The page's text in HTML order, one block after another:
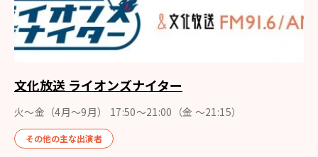
文化放送 ライオンズナイター
火～金（4月〜9月） 17:50～21:00（金 ～21:15）
その他の主な出演者